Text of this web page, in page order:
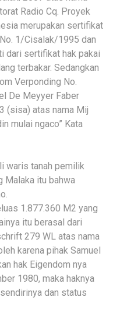
Radio Cq. Proyek
merupakan sertifikat
1/Cisalak/1995 dan
dari sertifikat hak pakai
terbakar. Sedangkan
Verponding No.
De Meyyer Faber
(sisa) atas nama Mij
mulai ngaco” Kata
waris tanah pemilik
Malaka itu bahwa
1.877.360 M2 yang
itu berasal dari
279 WL atas nama
karena pihak Samuel
hak Eigendom nya
1980, maka haknya
dan status